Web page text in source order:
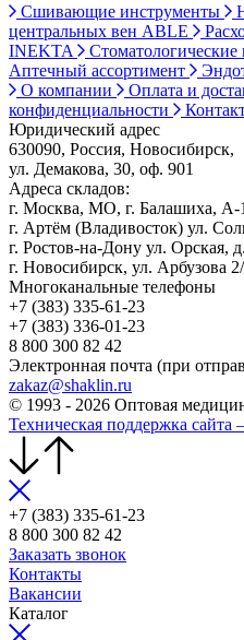
Сшивающие инструменты
центральных вен ABLE
INEKTA
Аптечный ассортимент
О компании
Оплата и
конфиденциальности
Юридический адрес
630090, Россия, Новосибирск,
ул. Демакова, 30, оф. 901
Адреса складов:
г. Москва, МО, г. Балашиха, А-
г. Артём (Владивосток) ул.
г. Ростов-на-Дону ул. Орская,
г. Новосибирск, ул. Арбузова
Многоканальные телефоны
+7 (383) 335-61-23
+7 (383) 336-01-23
8 800 300 82 42
Электронная почта (при
zakaz@shaklin.ru
© 1993 - 2026 Оптовая
Техническая поддержка сайта
+7 (383) 335-61-23
8 800 300 82 42
Заказать звонок
Контакты
Вакансии
Каталог